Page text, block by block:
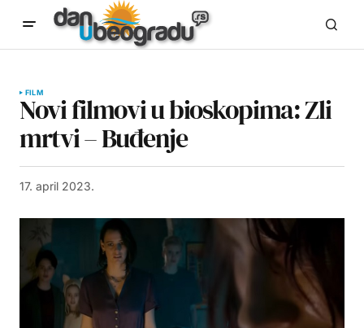
FILM
Novi filmovi u bioskopima: Zli
mrtvi – Buđenje
17. april 2023.